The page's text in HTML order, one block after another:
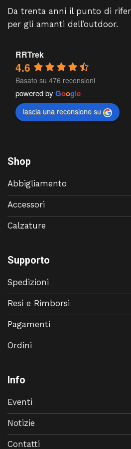
Da trenta anni il punto di
per gli amanti dell’outdoor.
RRTrek
4.6
Basato su 476 recensioni
powered by Google
lascia una recensione su
Shop
Abbigliamento
Accessori
Calzature
Supporto
Spedizioni
Resi e Rimborsi
Pagamenti
Ordini
Info
Eventi
Notizie
Contatti